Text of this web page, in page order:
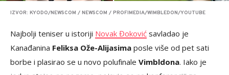
IZVOR: KYODO/NEWSCOM / NEWSCOM / PROFIMEDIA/WIMBLEDON/YOUTUBE
Najbolji teniser u istoriji Novak Đoković savladao je
Kanađanina Feliksa Ože-Alijasima posle više od pet sati
borbe i plasirao se u novo polufinale Vimbldona. Iako je